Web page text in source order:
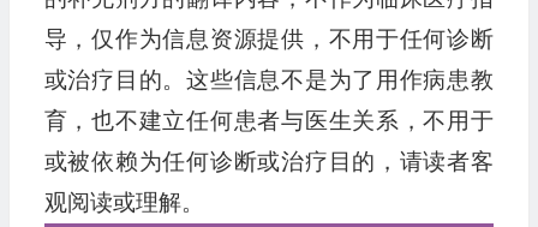
导，仅作为信息资源提供，不用于任何诊断
或治疗目的。这些信息不是为了用作病患教
育，也不建立任何患者与医生关系，不用于
或被依赖为任何诊断或治疗目的，请读者客
观阅读或理解。